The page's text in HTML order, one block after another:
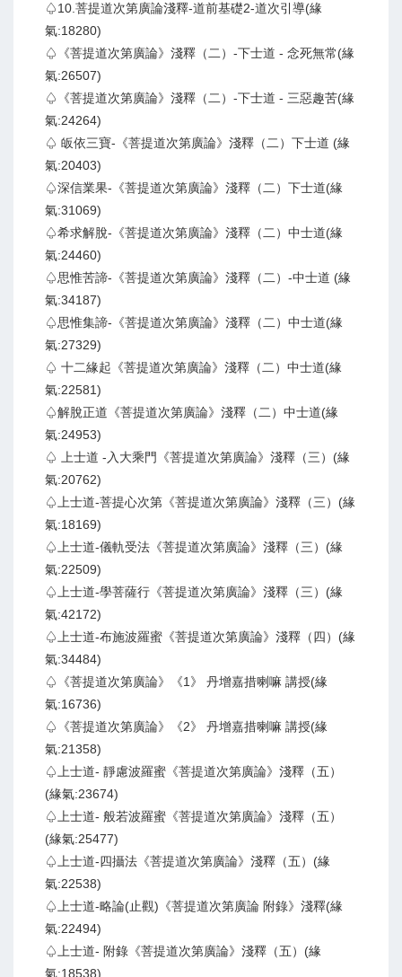
♤10.菩提道次第廣論淺釋-道前基礎2-道次引導(緣
氣:18280)
♤《菩提道次第廣論》淺釋（二）-下士道 - 念死無常(緣
氣:26507)
♤《菩提道次第廣論》淺釋（二）-下士道 - 三惡趣苦(緣
氣:24264)
♤ 皈依三寶-《菩提道次第廣論》淺釋（二）下士道 (緣
氣:20403)
♤深信業果-《菩提道次第廣論》淺釋（二）下士道(緣
氣:31069)
♤希求解脫-《菩提道次第廣論》淺釋（二）中士道(緣
氣:24460)
♤思惟苦諦-《菩提道次第廣論》淺釋（二）-中士道 (緣
氣:34187)
♤思惟集諦-《菩提道次第廣論》淺釋（二）中士道(緣
氣:27329)
♤ 十二緣起《菩提道次第廣論》淺釋（二）中士道(緣
氣:22581)
♤解脫正道《菩提道次第廣論》淺釋（二）中士道(緣
氣:24953)
♤ 上士道 -入大乘門《菩提道次第廣論》淺釋（三）(緣
氣:20762)
♤上士道-菩提心次第《菩提道次第廣論》淺釋（三）(緣
氣:18169)
♤上士道-儀軌受法《菩提道次第廣論》淺釋（三）(緣
氣:22509)
♤上士道-學菩薩行《菩提道次第廣論》淺釋（三）(緣
氣:42172)
♤上士道-布施波羅蜜《菩提道次第廣論》淺釋（四）(緣
氣:34484)
♤《菩提道次第廣論》《1》 丹增嘉措喇嘛 講授(緣
氣:16736)
♤《菩提道次第廣論》《2》 丹增嘉措喇嘛 講授(緣
氣:21358)
♤上士道- 靜慮波羅蜜《菩提道次第廣論》淺釋（五）
(緣氣:23674)
♤上士道- 般若波羅蜜《菩提道次第廣論》淺釋（五）
(緣氣:25477)
♤上士道-四攝法《菩提道次第廣論》淺釋（五）(緣
氣:22538)
♤上士道-略論(止觀)《菩提道次第廣論 附錄》淺釋(緣
氣:22494)
♤上士道- 附錄《菩提道次第廣論》淺釋（五）(緣
氣:18538)